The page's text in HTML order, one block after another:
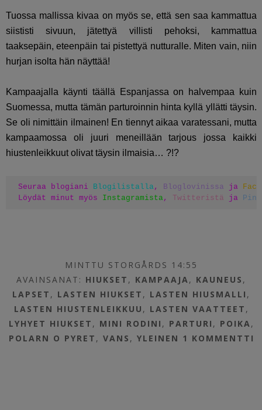
Tuossa mallissa kivaa on myös se, että sen saa kammattua
siististi sivuun, jätettyä villisti pehoksi, kammattua
taaksepäin, eteenpäin tai pistettyä nutturalle. Miten vain, niin
hurjan isolta hän näyttää!
Kampaajalla käynti täällä Espanjassa on halvempaa kuin
Suomessa, mutta tämän parturoinnin hinta kyllä yllätti täysin.
Se oli nimittäin ilmainen! En tiennyt aikaa varatessani, mutta
kampaamossa oli juuri meneillään tarjous jossa kaikki
hiustenleikkuut olivat täysin ilmaisia… ?!?
Seuraa blogiani Blogilistalla, Bloglovinissa ja
Löydät minut myös Instagramista, Twitteristä ja
MINTTU STORGÅRDS 14:55
AVAINSANAT: HIUKSET , KAMPAAJA, KAUNEUS ,
LAPSET , LASTEN HIUKSET , LASTEN HIUSMALLI ,
LASTEN HIUSTENLEIKKUU , LASTEN VAATTEET ,
LYHYET HIUKSET , MINI RODINI , PARTURI , POIKA,
POLARN O PYRET , VANS , YLEINEN 1 KOMMENTTI